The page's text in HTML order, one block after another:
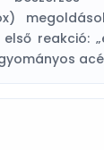
reakció: